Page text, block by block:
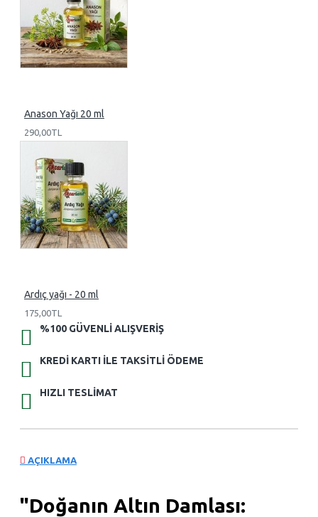
Anason Yağı 20 ml
290,00TL
Ardıç yağı - 20 ml
175,00TL
%100 GÜVENLI ALIŞVERIŞ
KREDI KARTI ILE TAKSITLI ÖDEME
HIZLI TESLIMAT
AÇIKLAMA
"Doğanın Altın Damlası: